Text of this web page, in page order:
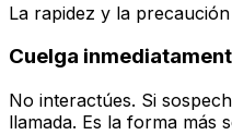
La rapidez y la
Cuelga
No interactúes. Si
llamada. Es la forma más